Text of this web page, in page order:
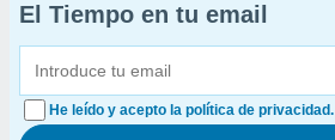
El Tiempo en tu email
He leído y acepto la política de privacidad.